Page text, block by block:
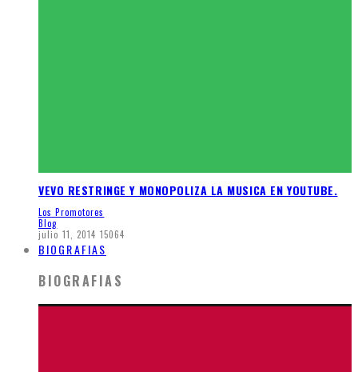
VEVO RESTRINGE Y MONOPOLIZA LA MUSICA EN YOUTUBE.
Los Promotores
Blog
julio 11, 2014 15064
BIOGRAFIAS
BIOGRAFIAS